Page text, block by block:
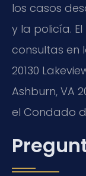
los casos
y la policía.
consultas en
20130
Ashburn, VA
el Condado